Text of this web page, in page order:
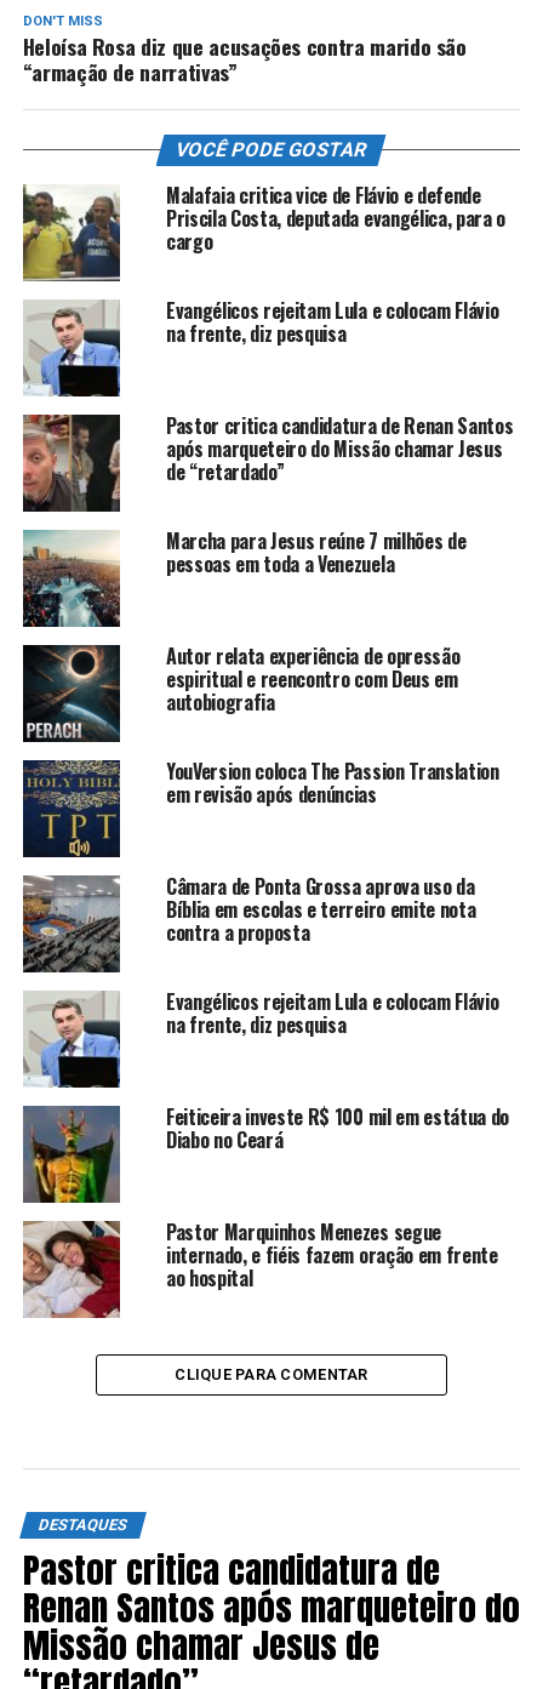
DON'T MISS
Heloísa Rosa diz que acusações contra marido são
“armação de narrativas”
VOCÊ PODE GOSTAR
Malafaia critica vice de Flávio e defende
Priscila Costa, deputada evangélica, para o
cargo
Evangélicos rejeitam Lula e colocam Flávio
na frente, diz pesquisa
Pastor critica candidatura de Renan Santos
após marqueteiro do Missão chamar Jesus
de “retardado”
Marcha para Jesus reúne 7 milhões de
pessoas em toda a Venezuela
Autor relata experiência de opressão
espiritual e reencontro com Deus em
autobiografia
YouVersion coloca The Passion Translation
em revisão após denúncias
Câmara de Ponta Grossa aprova uso da
Bíblia em escolas e terreiro emite nota
contra a proposta
Evangélicos rejeitam Lula e colocam Flávio
na frente, diz pesquisa
Feiticeira investe R$ 100 mil em estátua do
Diabo no Ceará
Pastor Marquinhos Menezes segue
internado, e fiéis fazem oração em frente
ao hospital
CLIQUE PARA COMENTAR
DESTAQUES
Pastor critica candidatura de
Renan Santos após marqueteiro do
Missão chamar Jesus de